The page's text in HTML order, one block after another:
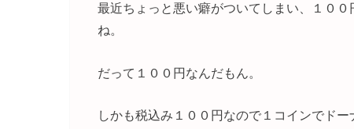
最近ちょっと悪い癖がついてしまい、１０
ね。
だって１００円なんだもん。
しかも税込み１００円なので１コインでドー